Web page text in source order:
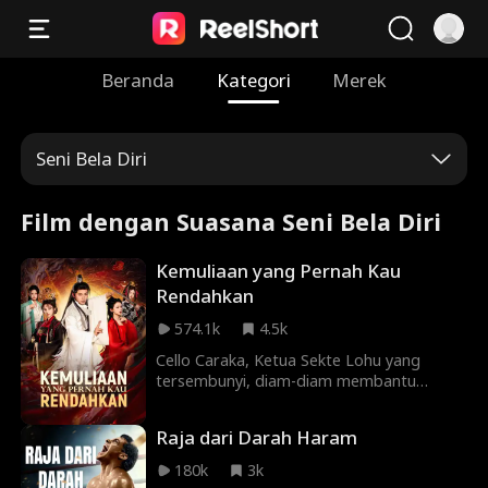
Beranda Kategori Merek
Seni Bela Diri
Film dengan Suasana Seni Bela Diri
Kemuliaan yang Pernah Kau
Rendahkan
574.1k
4.5k
Cello Caraka, Ketua Sekte Lohu yang
tersembunyi, diam-diam membantu
aslinya terancam terungkap, Cello difitnah
mencuri stempel kekaisaran dan diusir.
Raja dari Darah Haram
180k
3k